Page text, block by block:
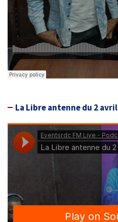
La Libre antenne du 2 avril